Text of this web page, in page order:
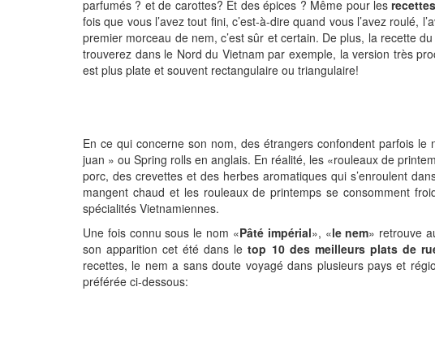
parfumés ? et de carottes? Et des épices ? Même pour les
fois que vous l’avez tout fini, c’est-à-dire quand vous l’avez
premier morceau de nem, c’est sûr et certain. De plus, la recette
trouverez dans le Nord du Vietnam par exemple, la version très
est plus plate et souvent rectangulaire ou triangulaire!
En ce qui concerne son nom, des étrangers confondent parfois
juan » ou Spring rolls en anglais. En réalité, les «rouleaux de
porc, des crevettes et des herbes aromatiques qui s’enroulent
mangent chaud et les rouleaux de printemps se consomment
spécialités Vietnamiennes.
Une fois connu sous le nom «Pâté impérial», «le nem» retrouve
son apparition cet été dans letop 10 des meilleurs plats de
recettes, le nem a sans doute voyagé dans plusieurs pays et
préférée ci-dessous: